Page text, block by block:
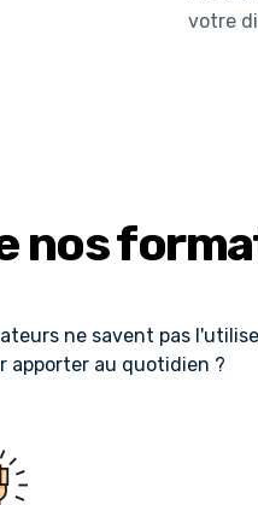
votre
nos
ne savent pas
apporter au quotidien ?